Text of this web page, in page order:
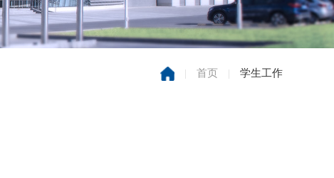
| 首页 | 学生工作